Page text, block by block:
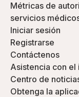
Métricas de
servicios
Iniciar sesión
Registrarse
Contáctenos
Asistencia con el
Centro de
Obtenga la